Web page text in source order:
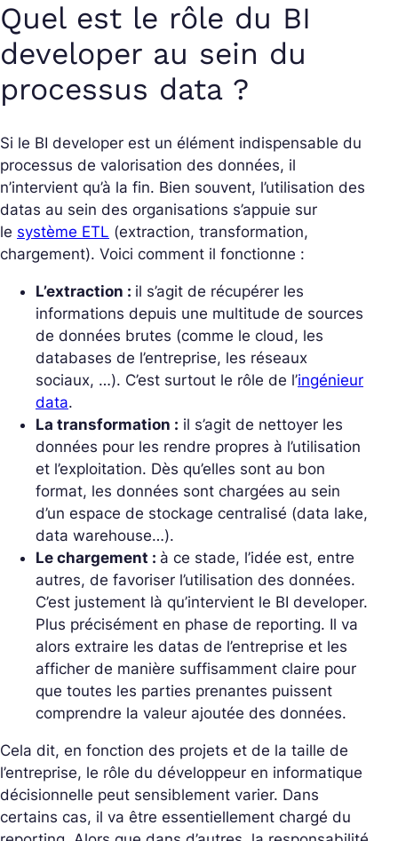
Quel est le rôle du BI
developer au sein du
processus data ?
Si le BI developer est un élément indispensable du
processus de valorisation des données, il
n’intervient qu’à la fin. Bien souvent, l’utilisation des
datas au sein des organisations s’appuie sur
le système ETL (extraction, transformation,
chargement). Voici comment il fonctionne :
L’extraction : il s’agit de récupérer les
informations depuis une multitude de sources
de données brutes (comme le cloud, les
databases de l’entreprise, les réseaux
sociaux, …). C’est surtout le rôle de l’ingénieur
data.
La transformation : il s’agit de nettoyer les
données pour les rendre propres à l’utilisation
et l’exploitation. Dès qu’elles sont au bon
format, les données sont chargées au sein
d’un espace de stockage centralisé (data lake,
data warehouse…).
Le chargement : à ce stade, l’idée est, entre
autres, de favoriser l’utilisation des données.
C’est justement là qu’intervient le BI developer.
Plus précisément en phase de reporting. Il va
alors extraire les datas de l’entreprise et les
afficher de manière suffisamment claire pour
que toutes les parties prenantes puissent
comprendre la valeur ajoutée des données.
Cela dit, en fonction des projets et de la taille de
l’entreprise, le rôle du développeur en informatique
décisionnelle peut sensiblement varier. Dans
certains cas, il va être essentiellement chargé du